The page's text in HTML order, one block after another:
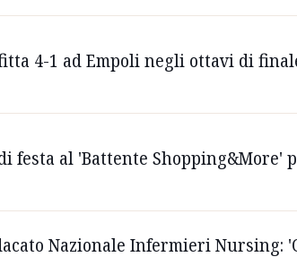
4-1 ad Empoli negli ottavi di
festa al 'Battente Shopping&More'
Nazionale Infermieri Nursing: